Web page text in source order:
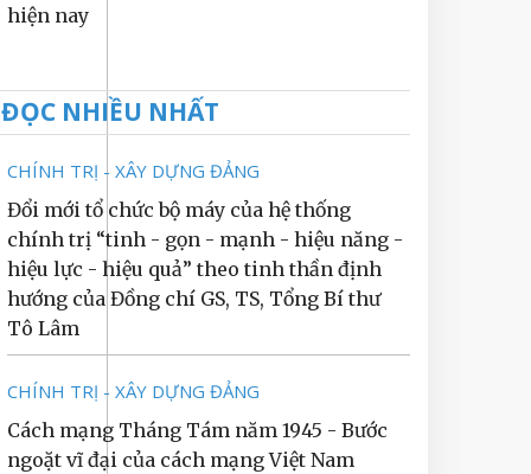
hiện nay
ĐỌC NHIỀU NHẤT
CHÍNH TRỊ - XÂY DỰNG ĐẢNG
Đổi mới tổ chức bộ máy của hệ thống
chính trị “tinh - gọn - mạnh - hiệu năng -
hiệu lực - hiệu quả” theo tinh thần định
hướng của Đồng chí GS, TS, Tổng Bí thư
Tô Lâm
CHÍNH TRỊ - XÂY DỰNG ĐẢNG
Cách mạng Tháng Tám năm 1945 - Bước
ngoặt vĩ đại của cách mạng Việt Nam